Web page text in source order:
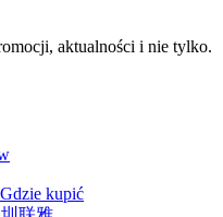
aktualności i nie tylko.
Gdzie kupić